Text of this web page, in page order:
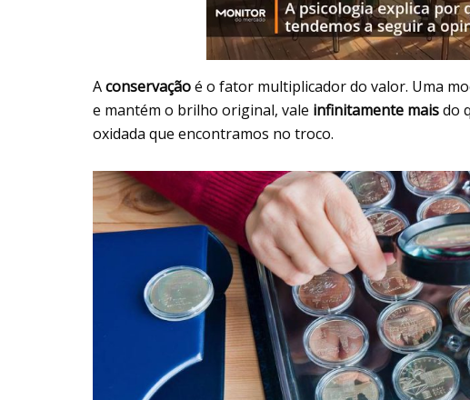
Aconservaçãoé o fator multiplicador do valor. Uma
e mantém o brilho original, vale infinitamente maisdo
oxidada que encontramos no troco.